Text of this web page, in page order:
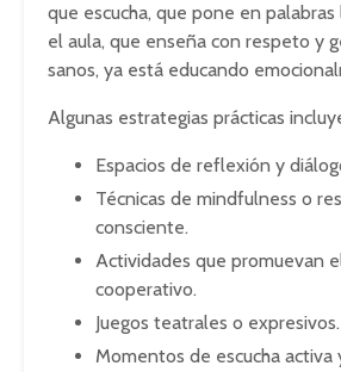
que escucha, que pone en
el aula, que enseña con respeto y
sanos, ya está educando
Algunas estrategias prácticas
Espacios de reflexión y
Técnicas de mindfulness o
consciente.
Actividades que promuevan
cooperativo.
Juegos teatrales o expresivos.
Momentos de escucha activa